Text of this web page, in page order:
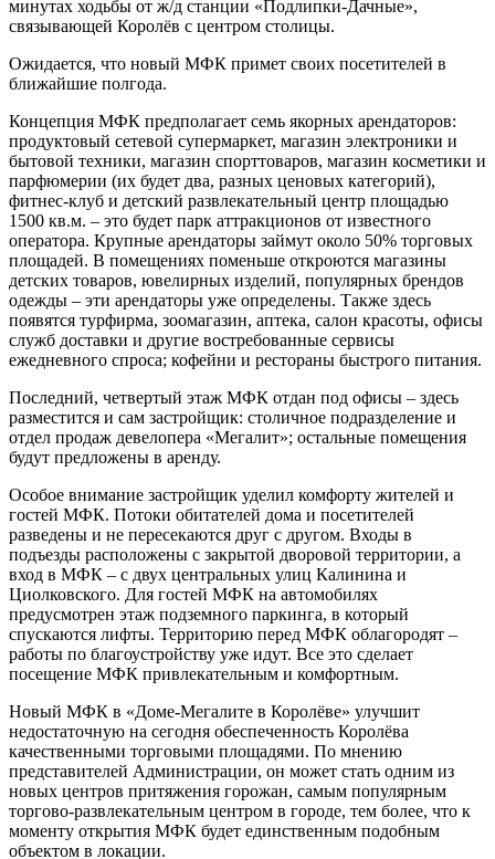
минутах ходьбы от ж/д станции «Подлипки-Дачные»,
связывающей Королёв с центром столицы.
Ожидается, что новый МФК примет своих посетителей в
ближайшие полгода.
Концепция МФК предполагает семь якорных арендаторов:
продуктовый сетевой супермаркет, магазин электроники и
бытовой техники, магазин спорттоваров, магазин косметики и
парфюмерии (их будет два, разных ценовых категорий),
фитнес-клуб и детский развлекательный центр площадью
1500 кв.м. – это будет парк аттракционов от известного
оператора. Крупные арендаторы займут около 50% торговых
площадей. В помещениях поменьше откроются магазины
детских товаров, ювелирных изделий, популярных брендов
одежды – эти арендаторы уже определены. Также здесь
появятся турфирма, зоомагазин, аптека, салон красоты, офисы
служб доставки и другие востребованные сервисы
ежедневного спроса; кофейни и рестораны быстрого питания.
Последний, четвертый этаж МФК отдан под офисы – здесь
разместится и сам застройщик: столичное подразделение и
отдел продаж девелопера «Мегалит»; остальные помещения
будут предложены в аренду.
Особое внимание застройщик уделил комфорту жителей и
гостей МФК. Потоки обитателей дома и посетителей
разведены и не пересекаются друг с другом. Входы в
подъезды расположены с закрытой дворовой территории, а
вход в МФК – с двух центральных улиц Калинина и
Циолковского. Для гостей МФК на автомобилях
предусмотрен этаж подземного паркинга, в который
спускаются лифты. Территорию перед МФК облагородят –
работы по благоустройству уже идут. Все это сделает
посещение МФК привлекательным и комфортным.
Новый МФК в «Доме-Мегалите в Королёве» улучшит
недостаточную на сегодня обеспеченность Королёва
качественными торговыми площадями. По мнению
представителей Администрации, он может стать одним из
новых центров притяжения горожан, самым популярным
торгово-развлекательным центром в городе, тем более, что к
моменту открытия МФК будет единственным подобным
объектом в локации.